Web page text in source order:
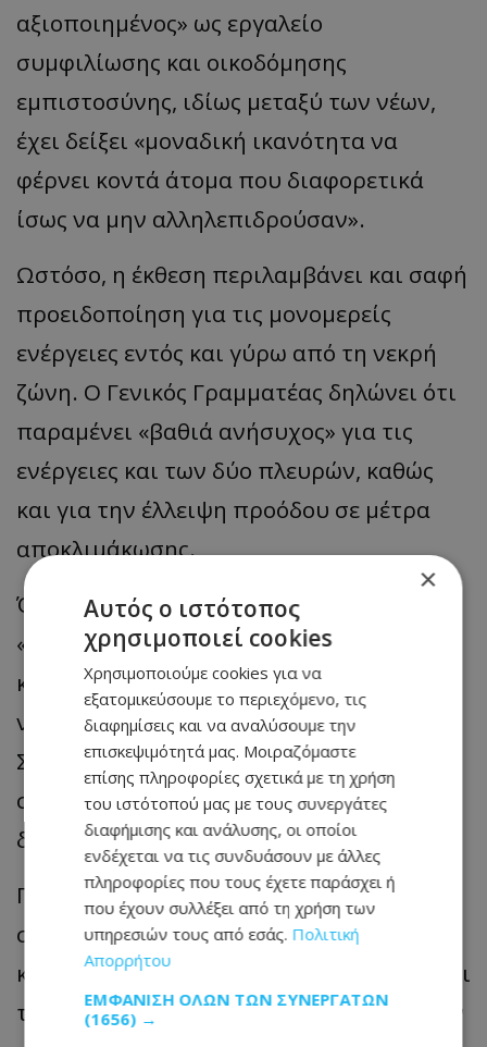
αξιοποιημένος» ως εργαλείο
συμφιλίωσης και οικοδόμησης
εμπιστοσύνης, ιδίως μεταξύ των νέων,
έχει δείξει «μοναδική ικανότητα να
φέρνει κοντά άτομα που διαφορετικά
ίσως να μην αλληλεπιδρούσαν».
Ωστόσο, η έκθεση περιλαμβάνει και σαφή
προειδοποίηση για τις μονομερείς
ενέργειες εντός και γύρω από τη νεκρή
ζώνη. Ο Γενικός Γραμματέας δηλώνει ότι
παραμένει «βαθιά ανήσυχος» για τις
ενέργειες και των δύο πλευρών, καθώς
και για την έλλειψη προόδου σε μέτρα
αποκλιμάκωσης.
Όπως αναφέρει, οι ενέργειες αυτές
«υπονομεύουν το στρατιωτικό στάτους
κβο της περιοχής, την ακεραιότητα της
νεκρής ζώνης και την εντολή του
Συμβουλίου Ασφαλείας» και «δεν
συμβάλλουν στην ευρύτερη ειρηνευτική
διαδικασία».
Για τα Βαρώσια, επαναλαμβάνει ότι
συνεχίζει να παρακολουθεί την
κατάσταση στην περίκλειστη περιοχή και
τονίζει ότι «η θέση των Ηνωμένων Εθνών
×
Αυτός ο ιστότοπος
χρησιμοποιεί cookies
Χρησιμοποιούμε cookies για να
εξατομικεύσουμε το περιεχόμενο, τις
διαφημίσεις και να αναλύσουμε την
επισκεψιμότητά μας. Μοιραζόμαστε
επίσης πληροφορίες σχετικά με τη χρήση
του ιστότοπού μας με τους συνεργάτες
διαφήμισης και ανάλυσης, οι οποίοι
ενδέχεται να τις συνδυάσουν με άλλες
πληροφορίες που τους έχετε παράσχει ή
που έχουν συλλέξει από τη χρήση των
υπηρεσιών τους από εσάς. Πολιτική
Απορρήτου
ΕΜΦΆΝΙΣΗ ΌΛΩΝ ΤΩΝ ΣΥΝΕΡΓΑΤΏΝ
(1656) →